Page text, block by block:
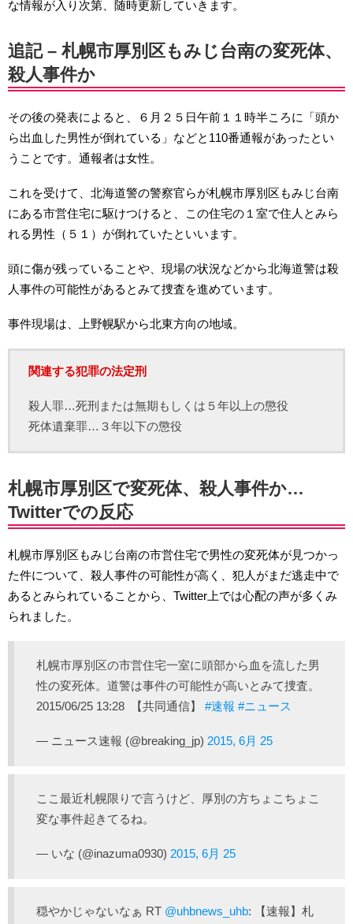
な情報が入り次第、随時更新していきます。
追記 – 札幌市厚別区もみじ台南の変死体、
殺人事件か
その後の発表によると、６月２５日午前１１時半ころに「頭か
ら出血した男性が倒れている」などと110番通報があったとい
うことです。通報者は女性。
これを受けて、北海道警の警察官らが札幌市厚別区もみじ台南
にある市営住宅に駆けつけると、この住宅の１室で住人とみら
れる男性（５１）が倒れていたといいます。
頭に傷が残っていることや、現場の状況などから北海道警は殺
人事件の可能性があるとみて捜査を進めています。
事件現場は、上野幌駅から北東方向の地域。
関連する犯罪の法定刑
殺人罪…死刑または無期もしくは５年以上の懲役
死体遺棄罪…３年以下の懲役
札幌市厚別区で変死体、殺人事件か…
Twitterでの反応
札幌市厚別区もみじ台南の市営住宅で男性の変死体が見つかっ
た件について、殺人事件の可能性が高く、犯人がまだ逃走中で
あるとみられていることから、Twitter上では心配の声が多くみ
られました。
札幌市厚別区の市営住宅一室に頭部から血を流した男
性の変死体。道警は事件の可能性が高いとみて捜査。
2015/06/25 13:28 【共同通信】 #速報 #ニュース
— ニュース速報 (@breaking_jp) 2015, 6月 25
ここ最近札幌限りで言うけど、厚別の方ちょこちょこ
変な事件起きてるね。
— いな (@inazuma0930) 2015, 6月 25
穏やかじゃないなぁ RT @uhbnews_uhb: 【速報】札